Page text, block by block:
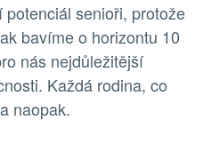
senioři, protože
bavíme o horizontu 10
nás nejdůležitější
Každá rodina, co
naopak.